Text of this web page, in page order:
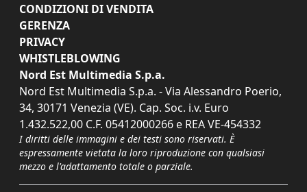
CONDIZIONI DI VENDITA
GERENZA
PRIVACY
WHISTLEBLOWING
Nord Est Multimedia S.p.a.
Nord Est Multimedia S.p.a. - Via Alessandro Poerio,
34, 30171 Venezia (VE). Cap. Soc. i.v. Euro
1.432.522,00 C.F. 05412000266 e REA VE-454332
I diritti delle immagini e dei testi sono riservati. È
espressamente vietata la loro riproduzione con qualsiasi
mezzo e l'adattamento totale o parziale.